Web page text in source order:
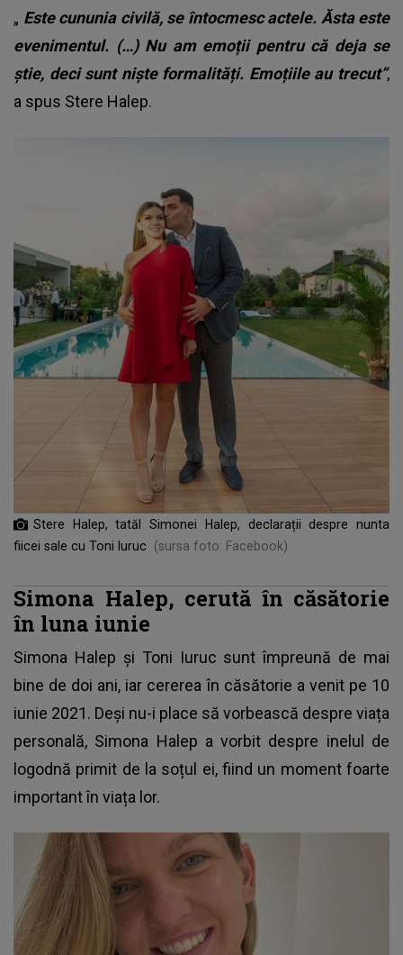
„ Este cununia civilă, se întocmesc actele. Ăsta este
evenimentul. (…) Nu am emoții pentru că deja se
știe, deci sunt niște formalități. Emoțiile au trecut”,
a spus Stere Halep.
Stere Halep, tatăl Simonei Halep, declarații despre nunta
fiicei sale cu Toni Iuruc
(sursa foto: Facebook)
Simona Halep, cerută în căsătorie
în luna iunie
Simona Halep și Toni Iuruc sunt împreună de mai
bine de doi ani, iar cererea în căsătorie a venit pe 10
iunie 2021. Deși nu-i place să vorbească despre viața
personală, Simona Halep a vorbit despre inelul de
logodnă primit de la soțul ei, fiind un moment foarte
important în viața lor.